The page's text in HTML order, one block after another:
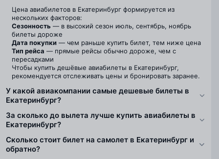
Цена авиабилетов в Екатеринбург формируется из
нескольких факторов:
Сезонность — в высокий сезон июль, сентябрь, ноябрь
билеты дороже
Дата покупки — чем раньше купить билет, тем ниже цена
Тип рейса — прямые рейсы обычно дороже, чем с
пересадками
Чтобы купить дешёвые авиабилеты в Екатеринбург,
рекомендуется отслеживать цены и бронировать заранее.
У какой авиакомпании самые дешевые билеты в
Екатеринбург?
За сколько до вылета лучше купить авиабилеты в
Екатеринбург?
Сколько стоит билет на самолет в Екатеринбург и
обратно?